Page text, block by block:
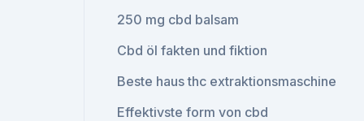
250 mg cbd balsam
Cbd öl fakten und fiktion
Beste haus thc extraktionsmaschine
Effektivste form von cbd